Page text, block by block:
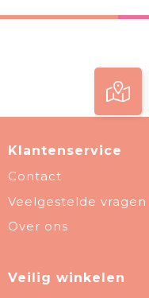
Klantenservice
Contact
Veelgestelde vragen
Over ons
Veilig winkelen